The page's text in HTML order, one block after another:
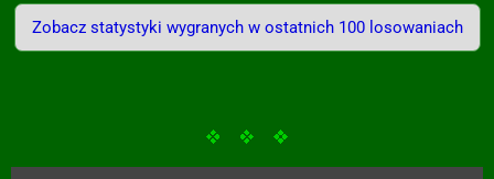
Zobacz statystyki wygranych w ostatnich 100 losowaniach